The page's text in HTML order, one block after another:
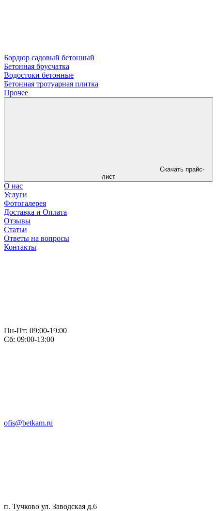
Бордюр садовый бетонный
Бетонная брусчатка
Водостоки бетонные
Бетонная тротуарная плитка
Прочее
Скачать прайс-
лист
О нас
Услуги
Фотогалерея
Доставка и Оплата
Отзывы
Статьи
Ответы на вопросы
Контакты
Пн-Пт: 09:00-19:00
Сб: 09:00-13:00
ofis@betkam.ru
п. Тучково ул. Заводская д.6